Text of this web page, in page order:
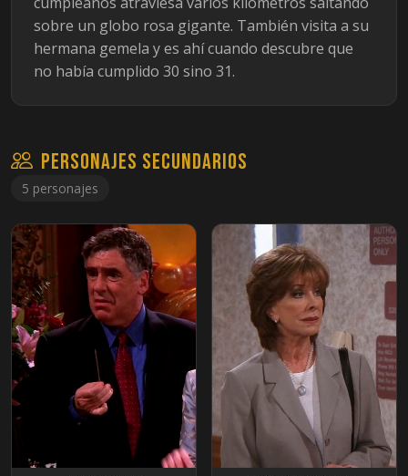
sobre un globo rosa gigante. También visita a su
hermana gemela y es ahí cuando descubre que
no había cumplido 30 sino 31.
Personajes secundarios
5 personajes